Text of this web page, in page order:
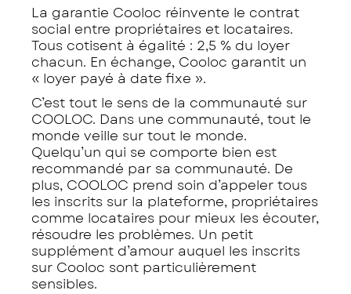
La garantie Cooloc réinvente le contrat
social entre propriétaires et locataires.
Tous cotisent à égalité : 2,5 % du loyer
chacun. En échange, Cooloc garantit un
« loyer payé à date fixe ».
C’est tout le sens de la communauté sur
COOLOC. Dans une communauté, tout le
monde veille sur tout le monde.
Quelqu’un qui se comporte bien est
recommandé par sa communauté. De
plus, COOLOC prend soin d’appeler tous
les inscrits sur la plateforme, propriétaires
comme locataires pour mieux les écouter,
résoudre les problèmes. Un petit
supplément d’amour auquel les inscrits
sur Cooloc sont particulièrement
sensibles.